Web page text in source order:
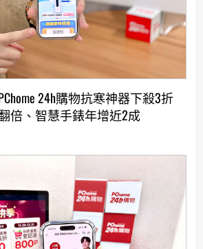
24h購物抗寒神器下殺3折
倍、智慧手錶年增近2成